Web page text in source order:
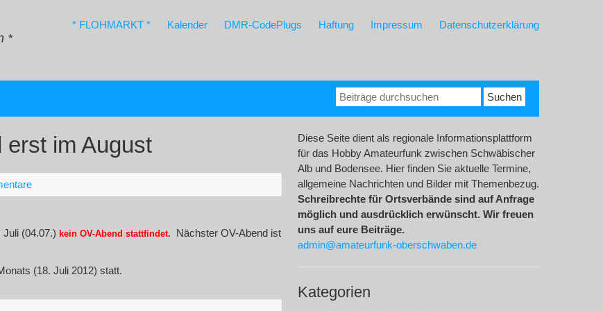
*
* FLOHMARKT * Kalender DMR-CodePlugs Haftung Impressum Datenschutzerklärung
Suchen
nach:
erst im August
(04.07.) kein OV-Abend stattfindet.
Nächster OV-Abend ist
(18. Juli 2012) statt.
Diese Seite dient als regionale Informationsplattform
für das Hobby Amateurfunk zwischen Schwäbischer
Alb und Bodensee. Hier finden Sie aktuelle Termine,
allgemeine Nachrichten und Bilder mit Themenbezug.
Schreibrechte für Ortsverbände sind auf Anfrage
möglich und ausdrücklich erwünscht. Wir freuen
uns auf eure Beiträge.
admin@amateurfunk-oberschwaben.de
Kategorien